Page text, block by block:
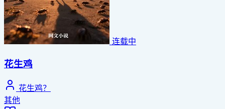
连载中
花生鸡
花生鸡？
其他